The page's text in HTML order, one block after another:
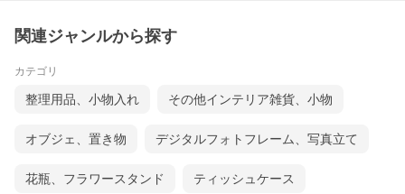
箱シリーズ。
日常の生活感をうまく隠して、サロンやスパ、リゾートホテルの
力。
ダークブラウンのフェイクレザーの組み合わせにより、モダンで
生活感を感じさせるビニール袋が見えないので
お部屋の雰囲気を壊すことなくお使いいただけます。
関連ジャンルから探す
カテゴリ
整理用品、小物入れ その他インテリア雑貨、小物
オブジェ、置き物 デジタルフォトフレーム、写真立て
花瓶、フラワースタンド ティッシュケース